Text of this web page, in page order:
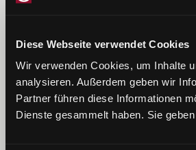
Diese Webseite verwendet Cookies
Wir verwenden Cookies, um Inhalte
analysieren. Außerdem geben wir
Partner führen diese Informationen
Dienste gesammelt haben. Sie